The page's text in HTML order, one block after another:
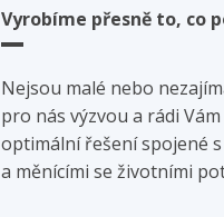
Vyrobíme přesně to, co
Nejsou malé nebo
pro nás výzvou a rádi
optimální řešení spojené
a měnícími se životními